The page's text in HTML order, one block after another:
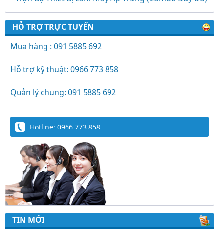
HỖ TRỢ TRỰC TUYẾN
Mua hàng : 091 5885 692
Hỗ trợ kỹ thuật: 0966 773 858
Quản lý chung: 091 5885 692
Hotline: 0966.773.858
TIN MỚI
Trứng Giả Lộc Phát Có Nước - Giải Pháp Ấp